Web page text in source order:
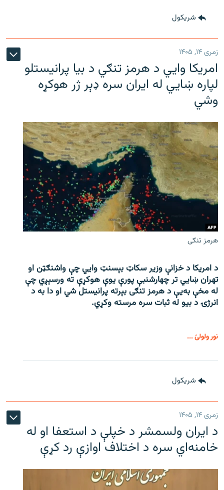
شريکول
زمری ۱۴, ۱۴۰۵
امریکا وايي د هرمز تنګي د بیا پرانیستلو
لپاره ښایي له ایران سره ډېر ژر هوکړه
وشي
هرمز تنګی
د امریکا د خزانې وزیر سکاټ بېسنټ وایي چې واشنګټن او
تهران ښايي تر چهارشنبې پورې یوې هوکړې ته ورسېږي چې
له مخې به‌یې د هرمز تنګی بېرته پرانیستل شي او دا به د
انرژۍ د بیو له ثبات سره مرسته وکړي.
نور ولولئ ...
شريکول
زمری ۱۴, ۱۴۰۵
د ایران ولسمشر د خپلې د استعفا او له
خامنه‌اي سره د اختلاف اوازې رد کړې